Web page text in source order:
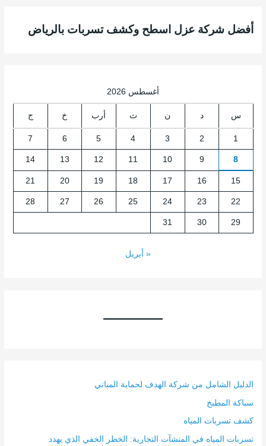
أفضل شركة عزل اسطح وكشف تسربات بالرياض
أغسطس 2026
س د ن ث أرب خ ج
1
2
3
4
5
6
7
8
9
10
11
12
13
14
15
16
17
18
19
20
21
22
23
24
25
26
27
28
29
30
31
« أبريل
الدليل الشامل من شركة الهدف لحماية المباني
سباكة المطبخ
كشف تسربات المياه
تسربات المياه في المنشآت التجارية: الخطر الخفي الذي يهدد